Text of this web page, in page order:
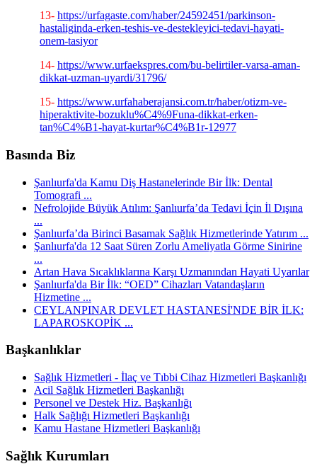
13- https://urfagaste.com/haber/24592451/parkinson-
hastaliginda-erken-teshis-ve-destekleyici-tedavi-hayati-
onem-tasiyor
14- https://www.urfaekspres.com/bu-belirtiler-varsa-aman-
dikkat-uzman-uyardi/31796/
15- https://www.urfahaberajansi.com.tr/haber/otizm-ve-
hiperaktivite-bozuklu%C4%9Funa-dikkat-erken-
tan%C4%B1-hayat-kurtar%C4%B1r-12977
Basında Biz
Şanlıurfa'da Kamu Diş Hastanelerinde Bir İlk: Dental
Tomografi ...
Nefrolojide Büyük Atılım: Şanlıurfa’da Tedavi İçin İl Dışına
...
Şanlıurfa’da Birinci Basamak Sağlık Hizmetlerinde Yatırım ...
Şanlıurfa'da 12 Saat Süren Zorlu Ameliyatla Görme Sinirine
...
Artan Hava Sıcaklıklarına Karşı Uzmanından Hayati Uyarılar
Şanlıurfa'da Bir İlk: “OED” Cihazları Vatandaşların
Hizmetine ...
CEYLANPINAR DEVLET HASTANESİ'NDE BİR İLK:
LAPAROSKOPİK ...
Başkanlıklar
Sağlık Hizmetleri - İlaç ve Tıbbi Cihaz Hizmetleri Başkanlığı
Acil Sağlık Hizmetleri Başkanlığı
Personel ve Destek Hiz. Başkanlığı
Halk Sağlığı Hizmetleri Başkanlığı
Kamu Hastane Hizmetleri Başkanlığı
Sağlık Kurumları